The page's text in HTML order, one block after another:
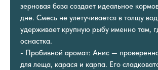
зерновая база создает идеальное
дне. Смесь не улетучивается в толщу
удерживает крупную рыбу именно там,
оснастка.
- Пробивной аромат: Анис —
для леща, карася и карпа. Его